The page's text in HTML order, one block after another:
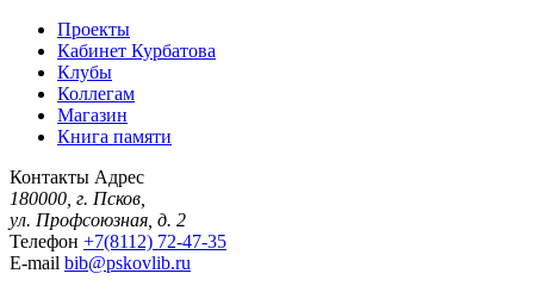
Проекты
Кабинет Курбатова
Клубы
Коллегам
Магазин
Книга памяти
Контакты Адрес
180000, г. Псков,
ул. Профсоюзная, д. 2
Телефон +7(8112) 72-47-35
E-mail bib@pskovlib.ru